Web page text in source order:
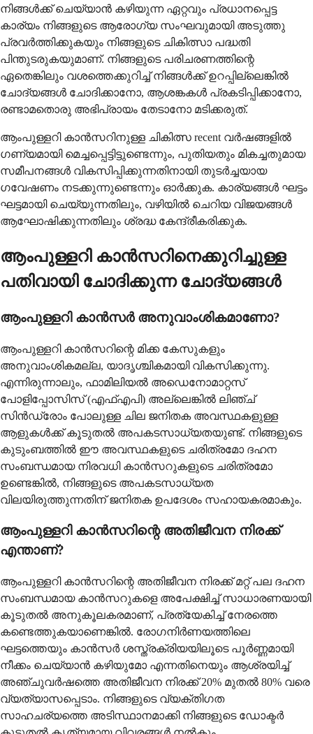
നിങ്ങൾക്ക് ചെയ്യാൻ കഴിയുന്ന ഏറ്റവും പ്രധാനപ്പെട്ട
കാര്യം നിങ്ങളുടെ ആരോഗ്യ സംഘവുമായി അടുത്തു
പ്രവർത്തിക്കുകയും നിങ്ങളുടെ ചികിത്സാ പദ്ധതി
പിന്തുടരുകയുമാണ്. നിങ്ങളുടെ പരിചരണത്തിന്റെ
ഏതെങ്കിലും വശത്തെക്കുറിച്ച് നിങ്ങൾക്ക് ഉറപ്പില്ലെങ്കിൽ
ചോദ്യങ്ങൾ ചോദിക്കാനോ, ആശങ്കകൾ പ്രകടിപ്പിക്കാനോ,
രണ്ടാമതൊരു അഭിപ്രായം തേടാനോ മടിക്കരുത്.
ആംപുള്ളറി കാൻസറിനുള്ള ചികിത്സ recent വർഷങ്ങളിൽ
ഗണ്യമായി മെച്ചപ്പെട്ടിട്ടുണ്ടെന്നും, പുതിയതും മികച്ചതുമായ
സമീപനങ്ങൾ വികസിപ്പിക്കുന്നതിനായി തുടർച്ചയായ
ഗവേഷണം നടക്കുന്നുണ്ടെന്നും ഓർക്കുക. കാര്യങ്ങൾ ഘട്ടം
ഘട്ടമായി ചെയ്യുന്നതിലും, വഴിയിൽ ചെറിയ വിജയങ്ങൾ
ആഘോഷിക്കുന്നതിലും ശ്രദ്ധ കേന്ദ്രീകരിക്കുക.
ആംപുള്ളറി കാൻസറിനെക്കുറിച്ചുള്ള
പതിവായി ചോദിക്കുന്ന ചോദ്യങ്ങൾ
ആംപുള്ളറി കാൻസർ അനുവാംശികമാണോ?
ആംപുള്ളറി കാൻസറിന്റെ മിക്ക കേസുകളും
അനുവാംശികമല്ല, യാദൃശ്ചികമായി വികസിക്കുന്നു.
എന്നിരുന്നാലും, ഫാമിലിയൽ അഡെനോമാറ്റസ്
പോളിപ്പോസിസ് (എഫ്എപി) അല്ലെങ്കിൽ ലിഞ്ച്
സിൻഡ്രോം പോലുള്ള ചില ജനിതക അവസ്ഥകളുള്ള
ആളുകൾക്ക് കൂടുതൽ അപകടസാധ്യതയുണ്ട്. നിങ്ങളുടെ
കുടുംബത്തിൽ ഈ അവസ്ഥകളുടെ ചരിത്രമോ ദഹന
സംബന്ധമായ നിരവധി കാൻസറുകളുടെ ചരിത്രമോ
ഉണ്ടെങ്കിൽ, നിങ്ങളുടെ അപകടസാധ്യത
വിലയിരുത്തുന്നതിന് ജനിതക ഉപദേശം സഹായകരമാകും.
ആംപുള്ളറി കാൻസറിന്റെ അതിജീവന നിരക്ക്
എന്താണ്?
ആംപുള്ളറി കാൻസറിന്റെ അതിജീവന നിരക്ക് മറ്റ് പല ദഹന
സംബന്ധമായ കാൻസറുകളെ അപേക്ഷിച്ച് സാധാരണയായി
കൂടുതൽ അനുകൂലകരമാണ്, പ്രത്യേകിച്ച് നേരത്തെ
കണ്ടെത്തുകയാണെങ്കിൽ. രോഗനിർണയത്തിലെ
ഘട്ടത്തെയും കാൻസർ ശസ്ത്രക്രിയയിലൂടെ പൂർണ്ണമായി
നീക്കം ചെയ്യാൻ കഴിയുമോ എന്നതിനെയും ആശ്രയിച്ച്
അഞ്ചുവർഷത്തെ അതിജീവന നിരക്ക് 20% മുതൽ 80% വരെ
വ്യത്യാസപ്പെടാം. നിങ്ങളുടെ വ്യക്തിഗത
സാഹചര്യത്തെ അടിസ്ഥാനമാക്കി നിങ്ങളുടെ ഡോക്ടർ